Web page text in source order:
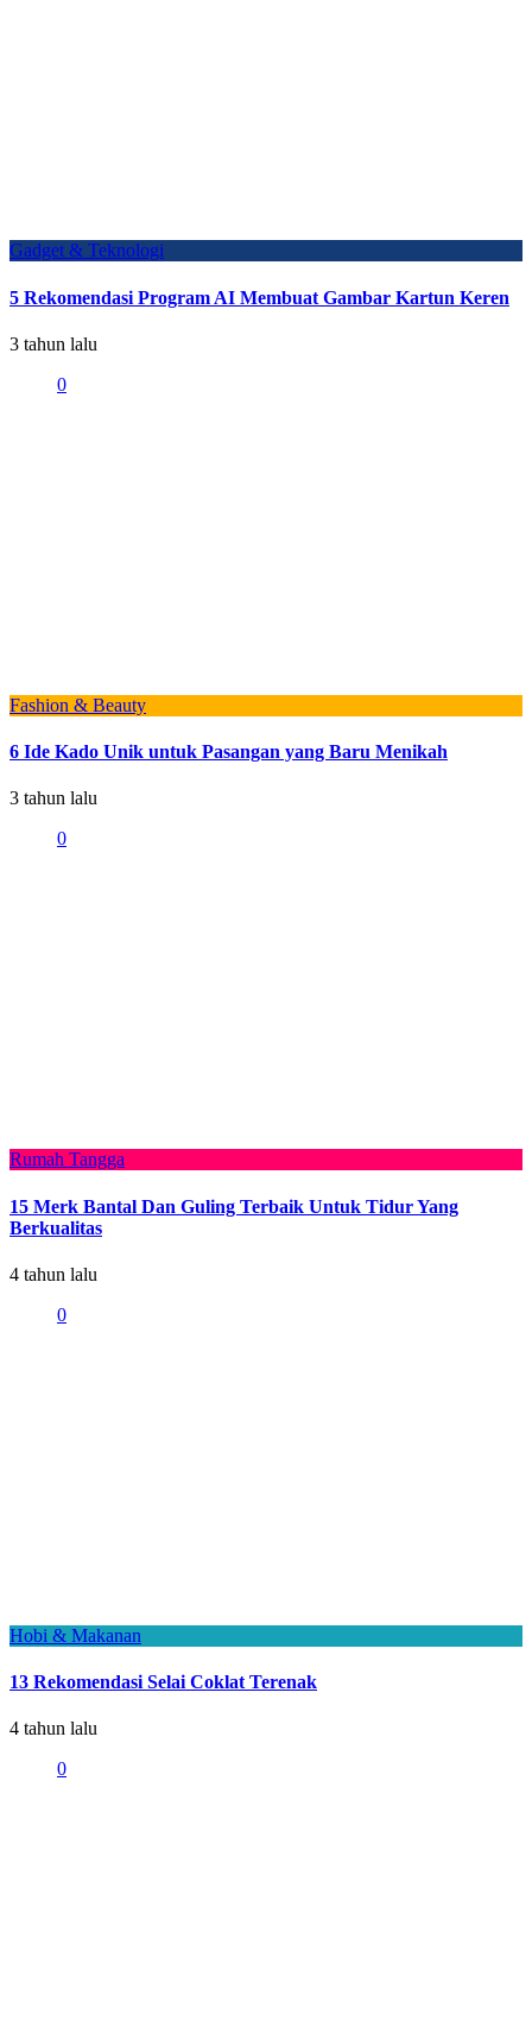
Gadget & Teknologi
5 Rekomendasi Program AI Membuat Gambar Kartun Keren
3 tahun lalu
0
Fashion & Beauty
6 Ide Kado Unik untuk Pasangan yang Baru Menikah
3 tahun lalu
0
Rumah Tangga
15 Merk Bantal Dan Guling Terbaik Untuk Tidur Yang
Berkualitas
4 tahun lalu
0
Hobi & Makanan
13 Rekomendasi Selai Coklat Terenak
4 tahun lalu
0